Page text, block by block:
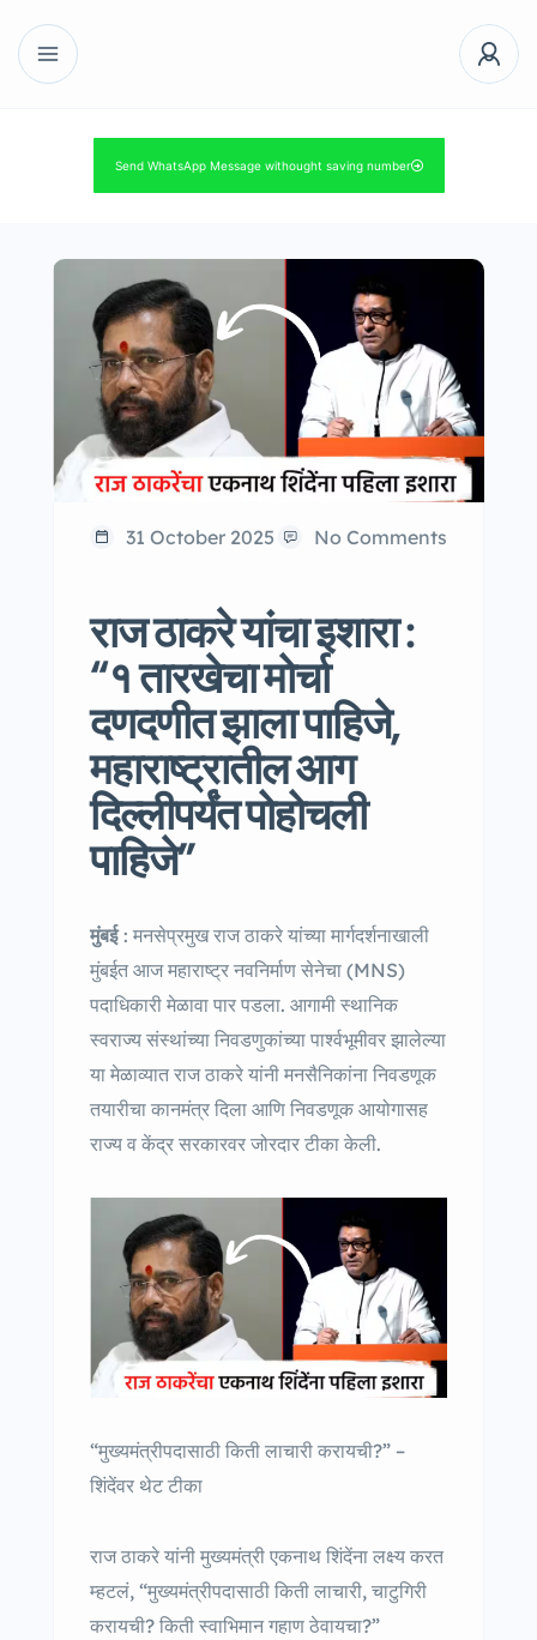
Send WhatsApp Message withought saving number
31 October 2025 No Comments
राज ठाकरे यांचा इशारा :
“१ तारखेचा मोर्चा
दणदणीत झाला पाहिजे,
महाराष्ट्रातील आग
दिल्लीपर्यंत पोहोचली
पाहिजे”
मुंबई : मनसेप्रमुख राज ठाकरे यांच्या मार्गदर्शनाखाली
मुंबईत आज महाराष्ट्र नवनिर्माण सेनेचा (MNS)
पदाधिकारी मेळावा पार पडला. आगामी स्थानिक
स्वराज्य संस्थांच्या निवडणुकांच्या पार्श्वभूमीवर झालेल्या
या मेळाव्यात राज ठाकरे यांनी मनसैनिकांना निवडणूक
तयारीचा कानमंत्र दिला आणि निवडणूक आयोगासह
राज्य व केंद्र सरकारवर जोरदार टीका केली.
“मुख्यमंत्रीपदासाठी किती लाचारी करायची?” –
शिंदेंवर थेट टीका
राज ठाकरे यांनी मुख्यमंत्री एकनाथ शिंदेंना लक्ष्य करत
म्हटलं, “मुख्यमंत्रीपदासाठी किती लाचारी, चाटुगिरी
करायची? किती स्वाभिमान गहाण ठेवायचा?”